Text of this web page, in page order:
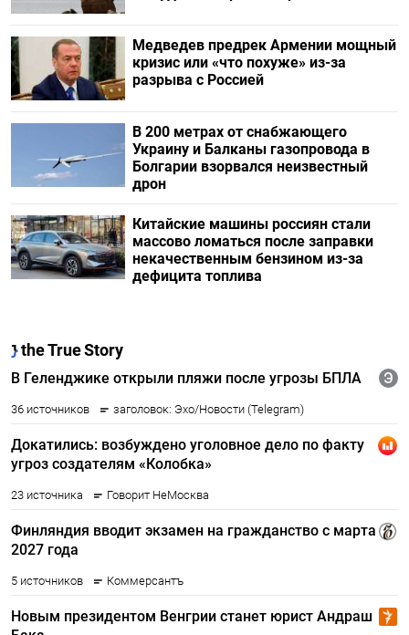
Медведев предрек Армении мощный
кризис или «что похуже» из-за
разрыва с Россией
В 200 метрах от снабжающего
Украину и Балканы газопровода в
Болгарии взорвался неизвестный
дрон
Китайские машины россиян стали
массово ломаться после заправки
некачественным бензином из-за
дефицита топлива